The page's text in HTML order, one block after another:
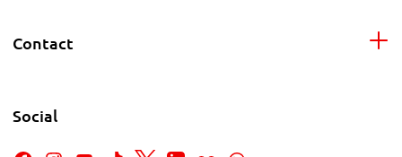
Contact
Social